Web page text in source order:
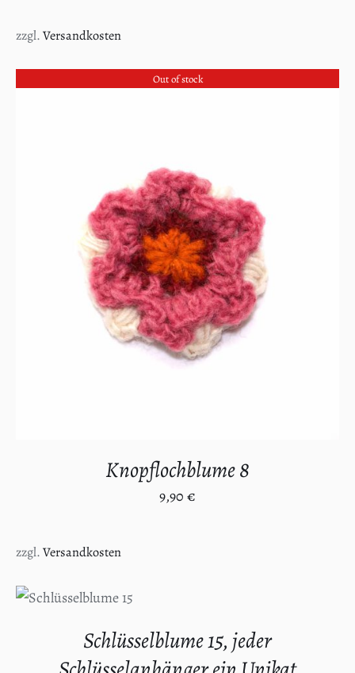
zzgl.Versandkosten
Out of stock
DETAILS
Knopflochblume 8
9,90 €
zzgl.Versandkosten
WARENKORB
Schlüsselblume 15, jeder